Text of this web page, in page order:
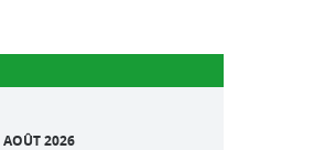
AOÛT 2026